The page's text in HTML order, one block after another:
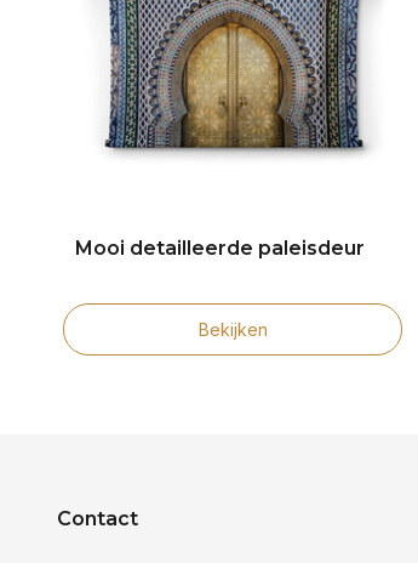
Mooi detailleerde paleisdeur
Bekijken
Contact